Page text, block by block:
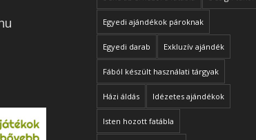
Egyedi ajándékok pároknak
Egyedi darab Exkluzív ajándék
Fából készült használati tárgyak
Házi áldás Idézetes ajándékok
Isten hozott fatábla